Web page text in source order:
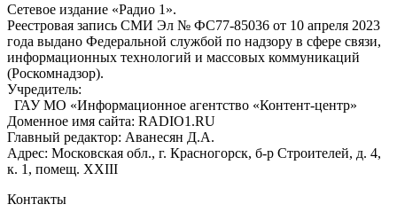
Сетевое издание «Радио 1».
Реестровая запись СМИ Эл № ФС77-85036 от 10 апреля 2023
года выдано Федеральной службой по надзору в сфере связи,
информационных технологий и массовых коммуникаций
(Роскомнадзор).
Учредитель:
ГАУ МО «Информационное агентство «Контент-центр»
Доменное имя сайта: RADIO1.RU
Главный редактор: Аванесян Д.А.
Адрес: Московская обл., г. Красногорск, б-р Строителей, д. 4,
к. 1, помещ. XXIII
Контакты